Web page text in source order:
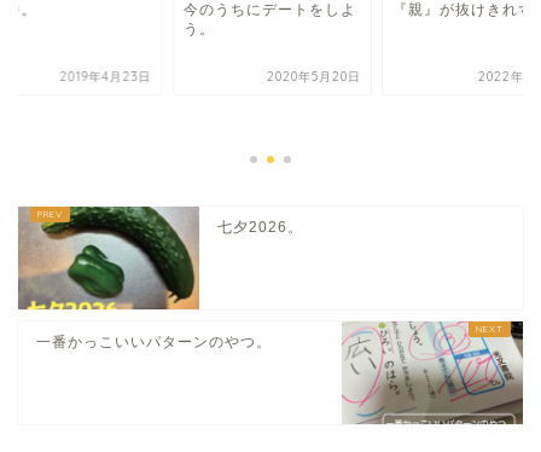
。
2019年4月23日
今のうちにデートをしよ
う。
2020年5月20日
『親』が抜けきれず
2022年11
七夕2026。
一番かっこいいパターンのやつ。